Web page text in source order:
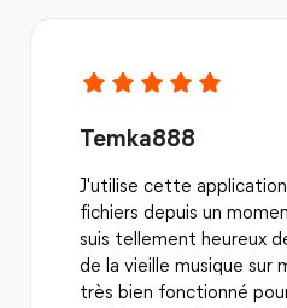
Temka888
J'utilise cette
fichiers depuis un
suis tellement heureux
de la vieille musique sur
très bien fonctionné